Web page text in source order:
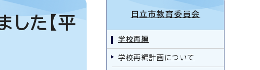
した【平
日立市教育委員会
学校再編
学校再編計画について